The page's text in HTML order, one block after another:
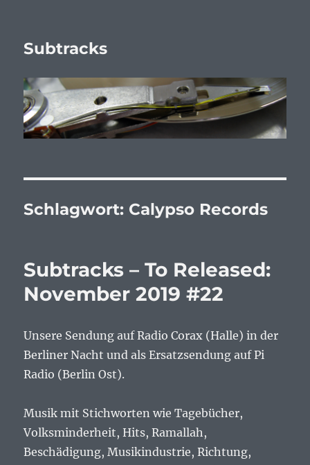
Subtracks
Schlagwort: Calypso Records
Subtracks – To Released:
November 2019 #22
Unsere Sendung auf Radio Corax (Halle) in der
Berliner Nacht und als Ersatzsendung auf Pi
Radio (Berlin Ost).
Musik mit Stichworten wie Tagebücher,
Volksminderheit, Hits, Ramallah,
Beschädigung, Musikindustrie, Richtung,